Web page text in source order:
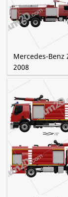
Mercedes-Benz
2008